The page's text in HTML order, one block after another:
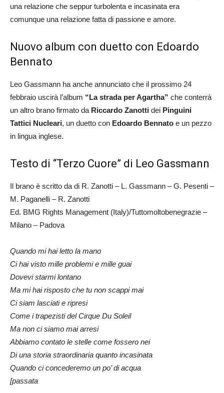
una relazione che seppur turbolenta e incasinata era
comunque una relazione fatta di passione e amore.
Nuovo album con duetto con Edoardo
Bennato
Leo Gassmann ha anche annunciato che il prossimo 24
febbraio uscirà l’album “La strada per Agartha” che conterrà
un altro brano firmato da Riccardo Zanotti dei Pinguini
Tattici Nucleari, un duetto con Edoardo Bennato e un pezzo
in lingua inglese.
Testo di “Terzo Cuore” di Leo Gassmann
Il brano è scritto da di R. Zanotti – L. Gassmann – G. Pesenti –
M. Paganelli – R. Zanotti
Ed. BMG Rights Management (Italy)/Tuttomoltobenegrazie –
Milano – Padova
Quando mi hai letto la mano
Ci hai visto mille problemi e mille guai
Dovevi starmi lontano
Ma mi hai risposto che tu non scappi mai
Ci siam lasciati e ripresi
Come i trapezisti del Cirque Du Soleil
Ma non ci siamo mai arresi
Abbiamo contato le stelle come fossero nei
Di una storia straordinaria quanto incasinata
Quando ci concederemo un po’ di acqua
[passata